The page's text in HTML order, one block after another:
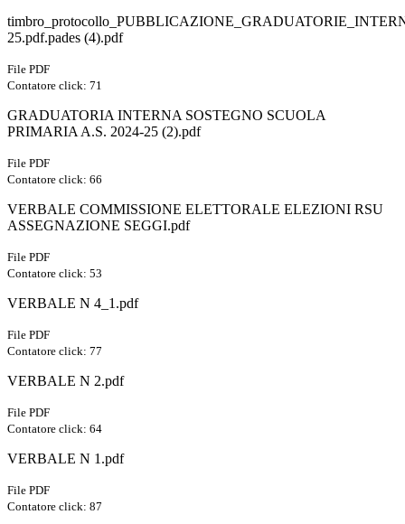
25.pdf.pades (4).pdf
File PDF
Contatore click: 71
GRADUATORIA INTERNA SOSTEGNO SCUOLA
PRIMARIA A.S. 2024-25 (2).pdf
File PDF
Contatore click: 66
VERBALE COMMISSIONE ELETTORALE ELEZIONI RSU
ASSEGNAZIONE SEGGI.pdf
File PDF
Contatore click: 53
VERBALE N 4_1.pdf
File PDF
Contatore click: 77
VERBALE N 2.pdf
File PDF
Contatore click: 64
VERBALE N 1.pdf
File PDF
Contatore click: 87